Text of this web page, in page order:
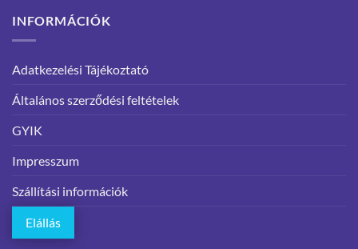
INFORMÁCIÓK
Adatkezelési Tájékoztató
Általános szerződési feltételek
GYIK
Impresszum
Szállítási információk
Elállás